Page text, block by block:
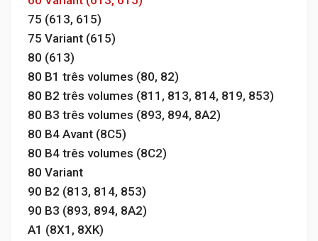
75 (613, 615)
75 Variant (615)
80 (613)
80 B1 três volumes (80, 82)
80 B2 três volumes (811, 813, 814, 819, 853)
80 B3 três volumes (893, 894, 8A2)
80 B4 Avant (8C5)
80 B4 três volumes (8C2)
80 Variant
90 B2 (813, 814, 853)
90 B3 (893, 894, 8A2)
A1 (8X1, 8XK)